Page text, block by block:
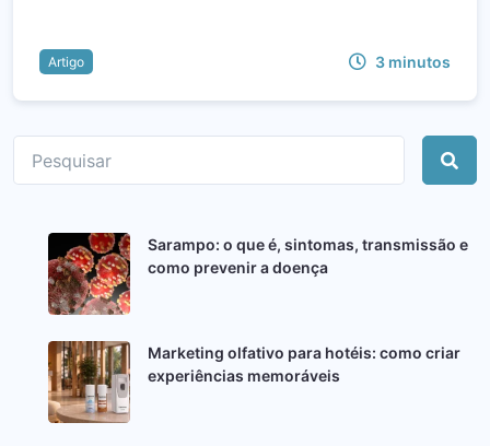
Artigo 3 minutos
Sarampo: o que é, sintomas, transmissão e
como prevenir a doença
Marketing olfativo para hotéis: como criar
experiências memoráveis